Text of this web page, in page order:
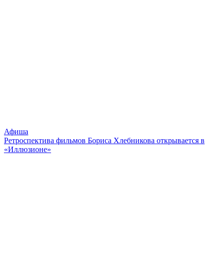
Афиша
Ретроспектива фильмов Бориса Хлебникова открывается в
«Иллюзионе»